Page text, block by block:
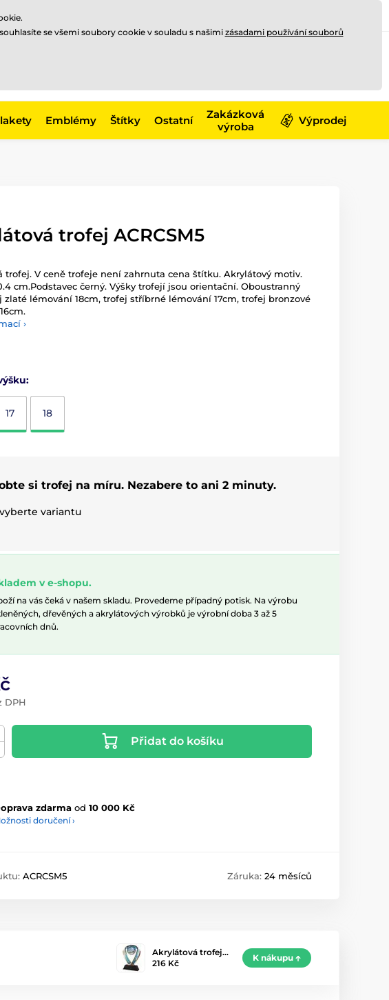
Emblémy Štítky Ostatní
Zakázková
výroba
Výprodej
trofej ACRCSM5
trofej. V ceně trofeje není zahrnuta cena štítku. Akrylátový motiv.
cm.Podstavec černý. Výšky trofejí jsou orientační. Oboustranný
zlaté lémování 18cm, trofej stříbrné lémování 17cm, trofej bronzové
›
17 18
si trofej na míru. Nezabere to ani 2 minuty.
variantu
v e-shopu.
na vás čeká v našem skladu. Provedeme případný potisk. Na výrobu
dřevěných a akrylátových výrobků je výrobní doba 3 až 5
dnů.
DPH
Přidat do košíku
zdarma od 10 000 Kč
doručení ›
ACRCSM5 Záruka: 24 měsíců
Akrylátová trofej…
216 Kč
K nákupu
se všemi soubory cookie v souladu s našimi zásadami používání souborů